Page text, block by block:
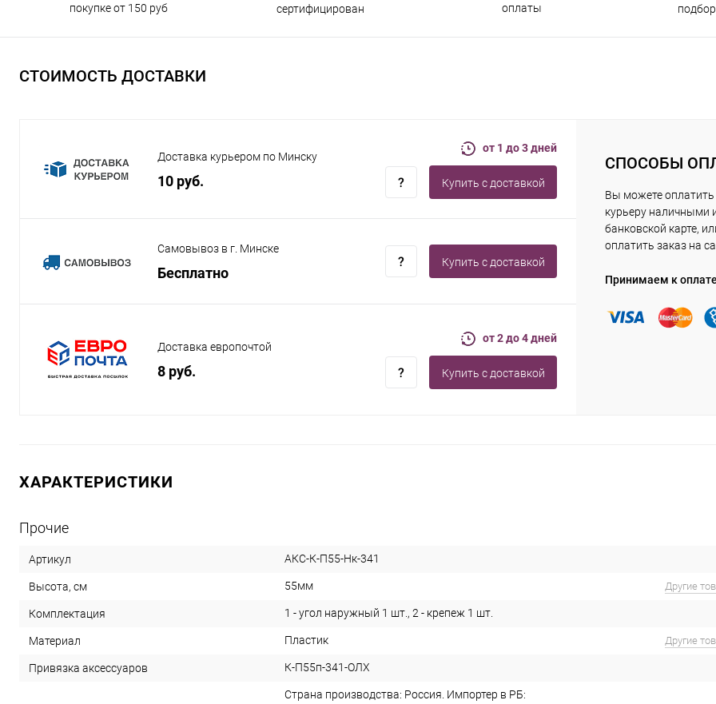
покупке от 150 руб
сертифицирован
оплаты
СТОИМОСТЬ ДОСТАВКИ
Доставка курьером по Минску
10 руб.
от 1 до 3 дней
Купить c доставкой
Самовывоз в г. Минске
Бесплатно
Купить c доставкой
Доставка европочтой
8 руб.
от 2 до 4 дней
Купить c доставкой
СПОСОБЫ
Вы можете оплатить
курьеру наличными
банковской карте,
оплатить заказ на
Принимаем к оплате
ХАРАКТЕРИСТИКИ
Прочие
Артикул АКС-К-П55-Нк-341
Высота, см 55мм Другие
Комплектация 1 - угол наружный 1 шт., 2 - крепеж 1 шт.
Материал Пластик Другие
Привязка аксессуаров К-П55п-341-ОЛХ
Страна производства: Россия. Импортер в РБ: